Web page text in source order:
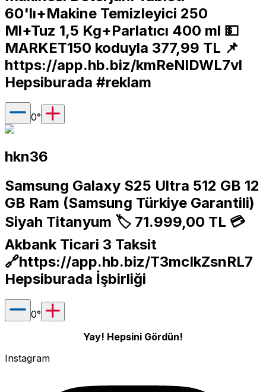
60'lı+Makine Temizleyici 250
Ml+Tuz 1,5 Kg+Parlatıcı 400 ml 💵
MARKET150 koduyla 377,99 TL 📌
https://app.hb.biz/kmReNlDWL7vl
Hepsiburada #reklam
0°
hkn36
Samsung Galaxy S25 Ultra 512 GB 12
GB Ram (Samsung Türkiye Garantili)
Siyah Titanyum 🏷️ 71.999,00 TL 💳
Akbank Ticari 3 Taksit
🔗https://app.hb.biz/T3mcIkZsnRL7
Hepsiburada İşbirliği
0°
Yay! Hepsini Gördün!
Instagram